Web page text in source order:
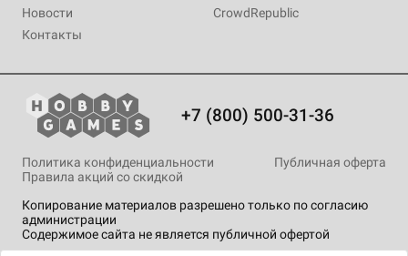
Новости
Контакты
CrowdRepublic
+7 (800) 500-31-36
Копирование материалов разрешено только по согласию
администрации
Содержимое сайта не является публичной офертой
Политика конфиденциальности
Публичная оферта
Правила акций со скидкой